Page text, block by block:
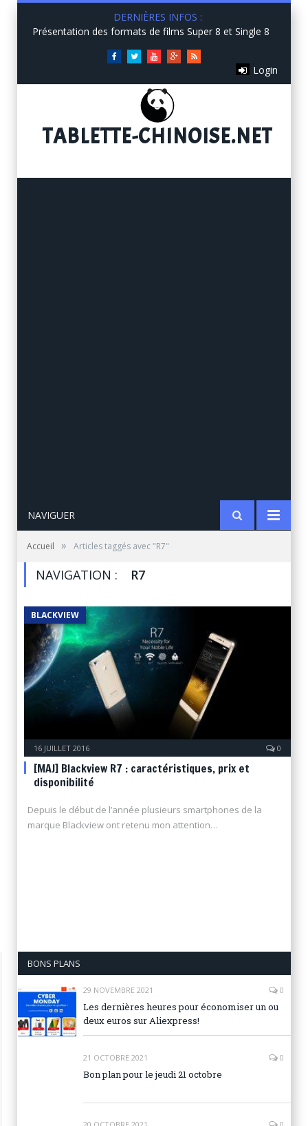
DERNIÈRES INFOS :
Présentation des formats de films Super 8 et Single 8
FacebookTwitterYou
Google+RSS
Login
TABLETTE-CHINOISE.NET
NAVIGUER
Accueil » Articles taggés avec "R7"
NAVIGATION : R7
BLACKVIEW
16 JUILLET 2016 0
[MAJ] Blackview R7 : caractéristiques, prix et
disponibilité
Depuis le début de l’année plusieurs smartphones de la
marque Blackview ont retenu mon attention…
BONS PLANS
29 NOVEMBRE 2021 0
Les dernières heures pour économiser un ou
deux euros sur Aliexpress!
21 OCTOBRE 2021 0
Bon plan pour le jeudi 21 octobre